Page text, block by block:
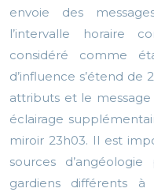
envoie des
l’intervalle horaire
considéré comme
d’influence s’étend de
attributs et le
éclairage
miroir 23h03. Il est
sources
gardiens différents